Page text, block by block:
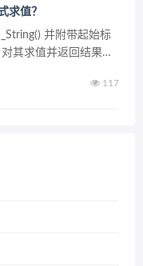
求值？
并附带起始标
其求值并返回结果
117